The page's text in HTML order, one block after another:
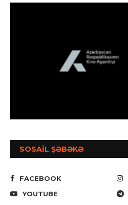
SOSAİL ŞƏBƏKƏ
FACEBOOK
YOUTUBE